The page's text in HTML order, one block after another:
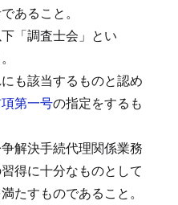
あること。
「調査士会」とい
も該当するものと認め
第一号の指定をするも
解決手続代理関係業務
得に十分なものとして
たすものであること。